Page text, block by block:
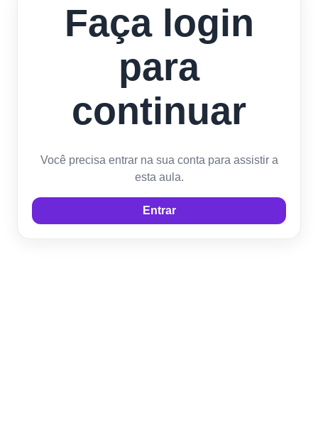
Faça login
para
continuar
Você precisa entrar na sua conta para assistir a
esta aula.
Entrar